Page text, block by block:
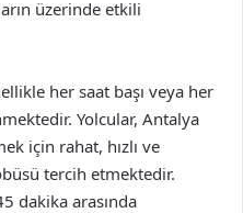
üzerinde etkili
her saat başı veya her
Yolcular, Antalya
için rahat, hızlı ve
tercih etmektedir.
dakika arasında